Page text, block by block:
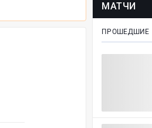
МАТЧИ
ПРОШЕДШИЕ